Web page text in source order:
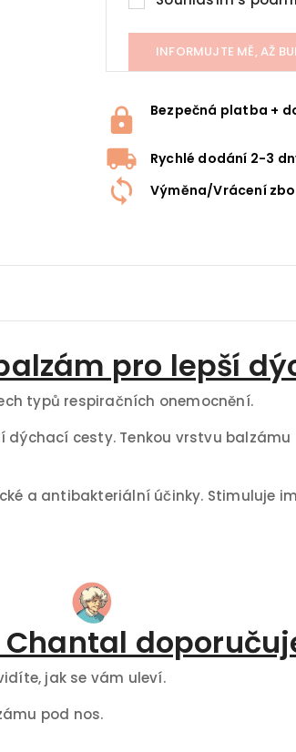
INFORMUJTE MĚ, AŽ
Bezpečná platba +
Rychlé dodání 2-3
Výměna/Vrácení
pro lepší
typů respiračních onemocnění.
cesty. Tenkou vrstvu
a antibakteriální účinky. Stimuluje
jak se vám uleví.
pod nos.